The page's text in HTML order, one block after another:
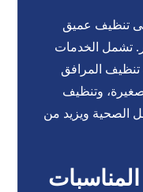
إلى تنظيف عميق
تشمل الخدمات
تنظيف المرافق
وتنظيف
الصحية ويزيد من